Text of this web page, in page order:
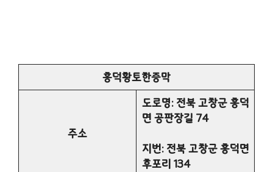
흥덕황토한증막
주소
도로명: 전북 고창군 흥덕
면 공판장길 74
지번: 전북 고창군 흥덕면
후포리 134